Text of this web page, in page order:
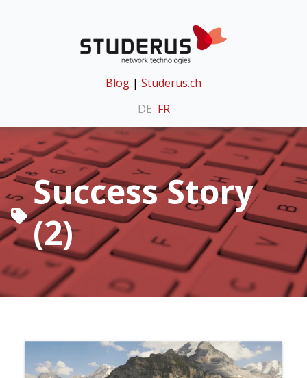
Blog | Studerus.ch
DE FR
Success Story
(2)